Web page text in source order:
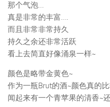
那个气泡…
真是非常的丰富….
而且非常非常持久
持久之余还非常活跃
看上去简直好像涌泉一样~
颜色是略带金黄色~
作为一瓶Brut的酒~颜色真的
闻起来有一个青苹果的清香~